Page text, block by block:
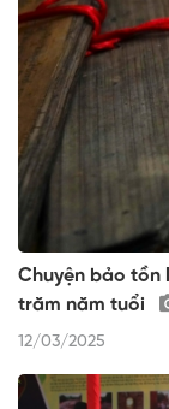
Chuyện bảo tồn
trăm năm tuổi
12/03/2025